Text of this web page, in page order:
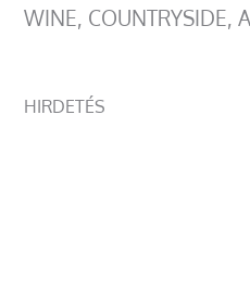
WINE, COUNTRYSIDE,
HIRDETÉS